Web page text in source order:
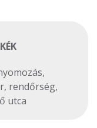
,
, rendőrség,
utca